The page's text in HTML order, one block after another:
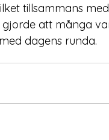
tillsammans
att många
dagens runda.